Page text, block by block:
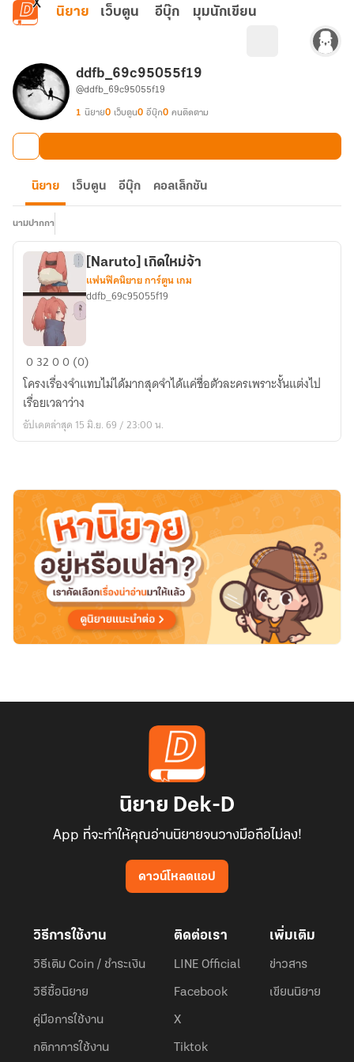
ข้ามไปยังเนื้อหาหลัก
นิยาย เว็บตูน อีบุ๊ก มุมนักเขียน
ddfb_69c95055f19
@ddfb_69c95055f19
1 นิยาย0 เว็บตูน0 อีบุ๊ก0 คนติดตาม
นิยาย เว็บตูน อีบุ๊ก คอลเล็กชัน
นามปากกา
[Naruto]
เกิด
ใหม่
จ้า
[Naruto] เกิดใหม่จ้า
แฟนฟิคนิยาย การ์ตูน เกม
ddfb_69c95055f19
03200 (0)
โครงเรื่องจำแทบไม่ได้มากสุดจำได้แค่ชื่อตัวละครเพราะงั้นแต่งไป
เรื่อยเวลาว่าง
อัปเดตล่าสุด 15 มิ.ย. 69 / 23:00 น.
นิยาย Dek-D
App ที่จะทำให้คุณอ่านนิยายจนวางมือถือไม่ลง!
ดาวน์โหลดแอป
วิธีการใช้งาน
วิธีเติม Coin / ชำระเงิน
วิธีซื้อนิยาย
คู่มือการใช้งาน
กติกาการใช้งาน
ติดต่อเรา
LINE Official
Facebook
X
Tiktok
เพิ่มเติม
ข่าวสาร
เขียนนิยาย